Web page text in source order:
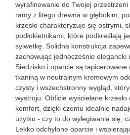
wyrafinowanie do Twojej
ramy z litego drewna w głębokim,
krzesło charakteryzuje się ostrymi,
podłokietnikami, które podkreślają
sylwetkę. Solidna konstrukcja
zachowując jednocześnie elegancki i
Siedzisko i oparcie są tapicerowane
tkaniną w neutralnym kremowym
czysty i wszechstronny wygląd,
wystroju. Obficie wyściełane
komfort, dzięki czemu idealnie
użytku - czy to do wylegiwania się,
Lekko odchylone oparcie i